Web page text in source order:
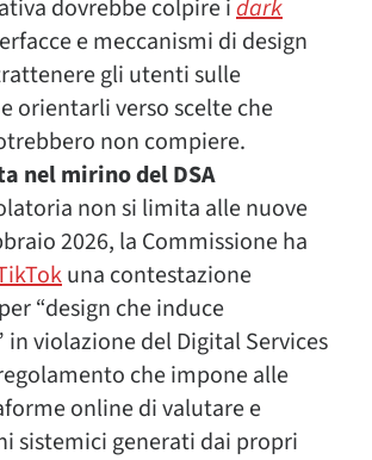
dovrebbe colpire idark
e meccanismi di design
gli utenti sulle
orientarli verso scelte che
non compiere.
nel mirino del DSA
non si limita alle nuove
2026, la Commissione ha
una contestazione
“design che induce
in violazione del Digital Services
che impone alle
online di valutare e
sistemici generati dai propri